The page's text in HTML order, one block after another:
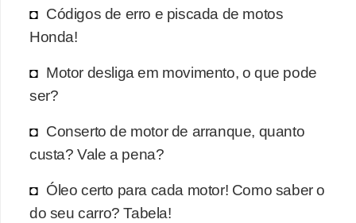
Códigos de erro e piscada de motos
Honda!
Motor desliga em movimento, o que pode
ser?
Conserto de motor de arranque, quanto
custa? Vale a pena?
Óleo certo para cada motor! Como saber o
do seu carro? Tabela!
p
r
a
r
o